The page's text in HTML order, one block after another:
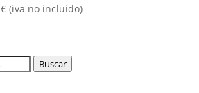
€Rango
desde
162,00 €
(iva no incluido)
Buscar